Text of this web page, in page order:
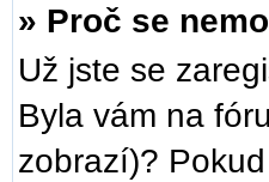
» Proč se
Už jste se
Byla vám na
zobrazí)?